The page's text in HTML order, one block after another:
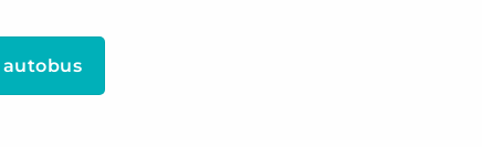
autobus